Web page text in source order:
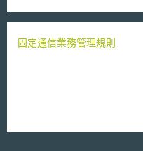
固定通信業務管理規則